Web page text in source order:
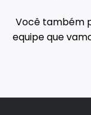
Você também
equipe que